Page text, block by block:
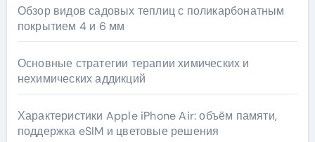
Обзор видов садовых теплиц с поликарбонатным
покрытием 4 и 6 мм
Основные стратегии терапии химических и
нехимических аддикций
Характеристики Apple iPhone Air: объём памяти,
поддержка eSIM и цветовые решения